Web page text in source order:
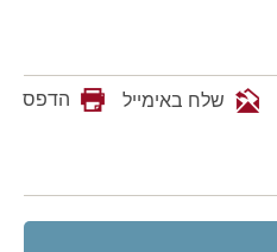
שלח באימייל הדפס